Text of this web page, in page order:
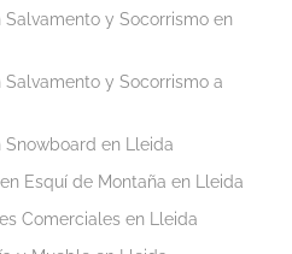
Salvamento y Socorrismo en
Salvamento y Socorrismo a
Snowboard en Lleida
Esquí de Montaña en Lleida
Comerciales en Lleida